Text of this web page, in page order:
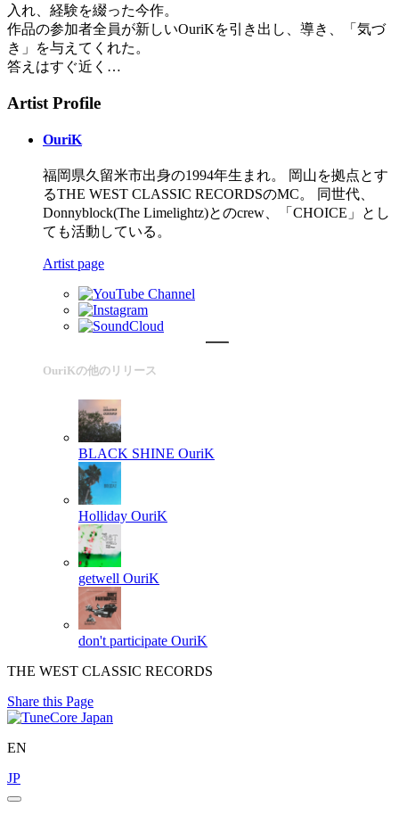
入れ、経験を綴った今作。
作品の参加者全員が新しいOuriKを引き出し、導き、「気づ
き」を与えてくれた。
答えはすぐ近く…
Artist Profile
OuriK
福岡県久留米市出身の1994年生まれ。 岡山を拠点とす
るTHE WEST CLASSIC RECORDSのMC。 同世代、
Donnyblock(The Limelightz)とのcrew、「CHOICE」とし
ても活動している。
Artist page
OuriKの他のリリース
BLACK SHINE OuriK
Holliday OuriK
getwell OuriK
don't participate OuriK
THE WEST CLASSIC RECORDS
Share this Page
EN
JP